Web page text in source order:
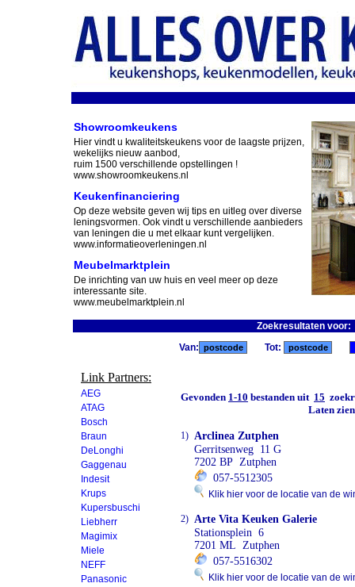
Showroomkeukens
Hier vindt u kwaliteitskeukens voor de laagste prijzen,
wekelijks nieuw aanbod,
ruim 1500 verschillende opstellingen !
www.showroomkeukens.nl
Keukenfinanciering
Op deze website geven wij tips en uitleg over diverse
leningsvormen. Ook vindt u verschillende aanbieders
van leningen die u met elkaar kunt vergelijken.
www.informatieoverleningen.nl
Meubelmarktplein
De inrichting van uw huis en veel meer op deze
interessante site.
www.meubelmarktplein.nl
Zoekresultaten voor:
Link Partners:
AEG
ATAG
Bosch
Braun
DeLonghi
Gaggenau
Indesit
Krups
Kupersbuschi
Liebherr
Magimix
Miele
NEFF
Panasonic
Van: Tot:
Gevonden 1-10 bestanden uit 15
Laten
1) Arclinea Zutphen
Gerritsenweg 11 G
7202 BP Zutphen
057-5512305
Klik hier voor de locatie van de
2) Arte Vita Keuken Galerie
Stationsplein 6
7201 ML Zutphen
057-5516302
Klik hier voor de locatie van de